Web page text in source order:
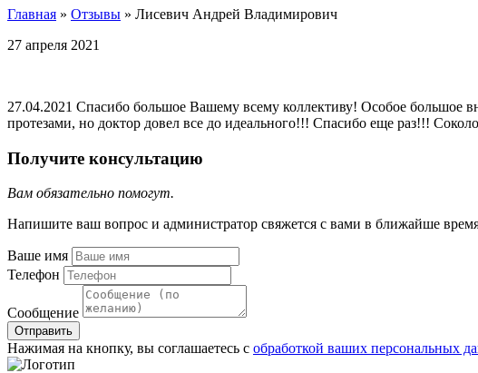
Главная » Отзывы » Лисевич Андрей Владимирович
27 апреля 2021
27.04.2021 Спасибо большое Вашему всему коллективу! Особое большое
протезами, но доктор довел все до идеального!!! Спасибо еще раз!!!
Получите консультацию
Вам обязательно помогут.
Напишите ваш вопрос и администратор свяжется с вами в ближайше
Ваше имя
Телефон
Сообщение
Отправить
Нажимая на кнопку, вы соглашаетесь с обработкой ваших персональных